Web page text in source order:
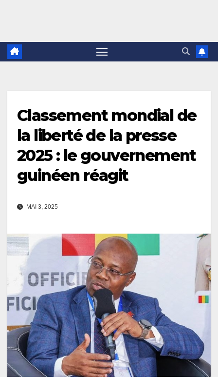
Classement mondial de
la liberté de la presse
2025 : le gouvernement
guinéen réagit
MAI 3, 2025